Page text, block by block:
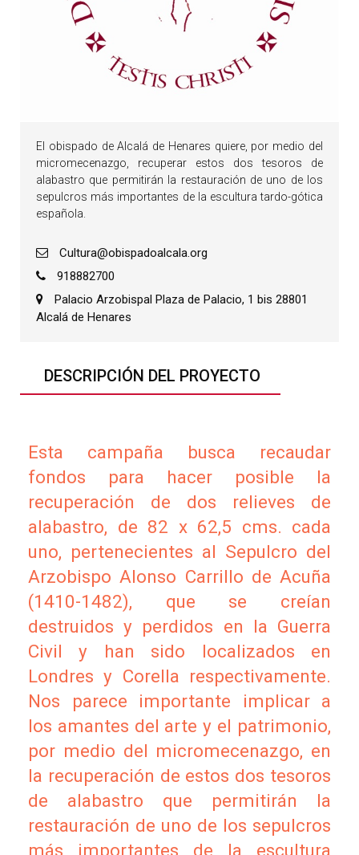
DESCRIPCIÓN DEL PROYECTO
Esta campaña busca recaudar
fondos para hacer posible la
recuperación de dos relieves de
alabastro, de 82 x 62,5 cms. cada
uno, pertenecientes al Sepulcro del
Arzobispo Alonso Carrillo de Acuña
(1410-1482), que se creían
destruidos y perdidos en la Guerra
Civil y han sido localizados en
Londres y Corella respectivamente.
Nos parece importante implicar a
los amantes del arte y el patrimonio,
por medio del micromecenazgo, en
la recuperación de estos dos tesoros
de alabastro que permitirán la
restauración de uno de los sepulcros
más importantes de la escultura
El obispado de Alcalá de Henares quiere, por medio del
micromecenazgo, recuperar estos dos tesoros de
alabastro que permitirán la restauración de uno de los
sepulcros más importantes de la escultura tardo-gótica
española.
Cultura@obispadoalcala.org
918882700
Palacio Arzobispal Plaza de Palacio, 1 bis 28801
Alcalá de Henares